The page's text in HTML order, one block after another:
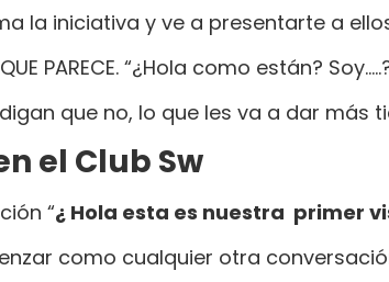
la iniciativa y ve a presentarte a
PARECE. “¿Hola como están?
que no, lo que les va a dar más
el Club Sw
“¿ Hola esta es nuestra primer
como cualquier otra